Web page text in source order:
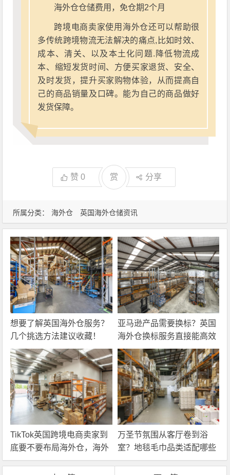
所属分类： 海外仓 英国海外仓储资讯
海外仓仓储费用，免仓期2个月
跨境电商卖家使用海外仓还可以帮助很
多传统跨境物流无法解决的痛点,比如时效、
成本、清关、以及本土化问题.降低物流成
本、缩短发货时间、方便买家退货、安全、
及时发货，提升买家购物体验，从而提高自
己的商品销量及口碑。能为自己的商品做好
发货保障。
赞0 赏 分享
想要了解英国海外仓服务？
几个挑选方法建议收藏！
亚马逊产品需要换标？英国
海外仓换标服务直接能高效
解决！
TikTok英国跨境电商卖家到
底要不要布局海外仓，海外
仓优势分析！
万圣节氛围从客厅卷到浴
室？地毯毛巾品类适配哪些
海外仓服务？